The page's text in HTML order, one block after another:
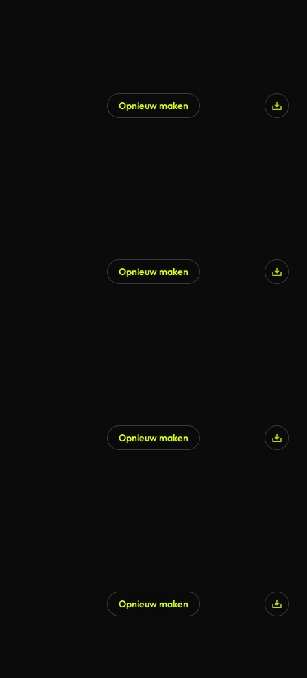
Opnieuw maken
Opnieuw maken
Opnieuw maken
Opnieuw maken